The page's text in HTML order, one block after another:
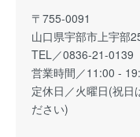
〒755-0091
山口県宇部市上宇部
TEL／0836-21-0139
営業時間／11:00 -
定休日／火曜日(祝日
ださい)